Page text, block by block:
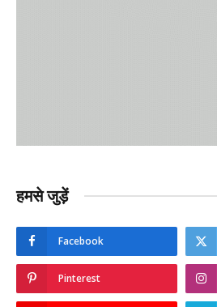
हमसे जुड़ें
Facebook
Pinterest